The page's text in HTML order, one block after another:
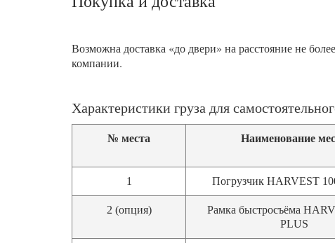
Возможна доставка «до двери» на расстояние не
компании.
Характеристики груза для
№ места Наименование
1 Погрузчик HARVEST
2 (опция)
Рамка быстросъёма
PLUS